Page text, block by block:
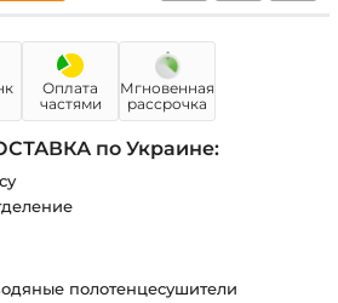
Оплата
частями
Мгновенная
рассрочка
по Украине:
полотенцесушители